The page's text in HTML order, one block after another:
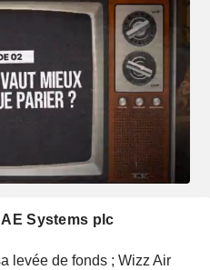
Systems plc
levée de fonds ; Wizz Air